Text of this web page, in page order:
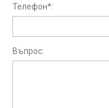
Екскурзии
0700 18 308
Телефон*:
Въпрос: